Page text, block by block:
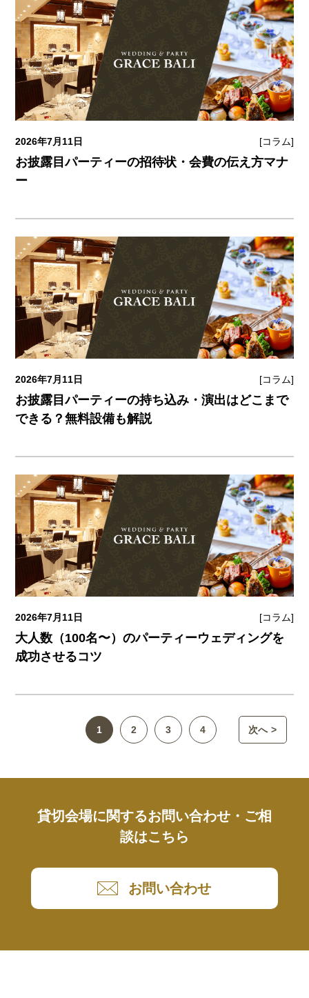
2026年7月11日 [コラム]
お披露目パーティーの招待状・会費の伝え方マナ
ー
2026年7月11日 [コラム]
お披露目パーティーの持ち込み・演出はどこまで
できる？無料設備も解説
2026年7月11日 [コラム]
大人数（100名〜）のパーティーウェディングを
成功させるコツ
投
稿
ー
送
り
1 2 3 4 次へ
貸切会場に関するお問い合わせ・ご相
談はこちら
お問い合わせ